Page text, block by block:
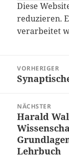
Diese
reduzieren.
verarbeitet
VORHERIGER
Vorheriger
NÄCHSTER
Nächster
Beitrag:
Harald
Lehrbuch